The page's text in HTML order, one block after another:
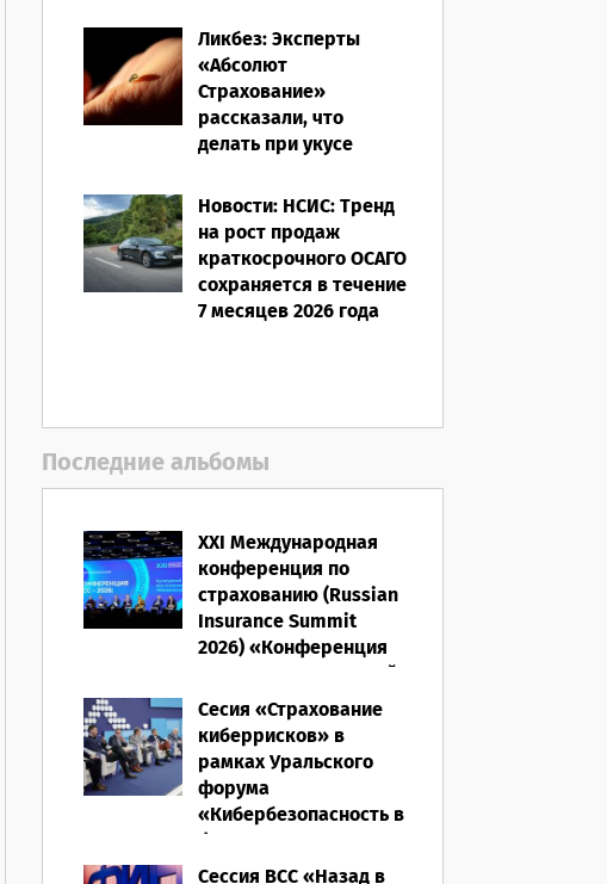
Ликбез: Эксперты
«Абсолют
Страхование»
рассказали, что
делать при укусе
путешествии
07.08.2026
Новости: НСИС: Тренд
на рост продаж
краткосрочного ОСАГО
сохраняется в течение
7 месяцев 2026 года
Последние альбомы
XXI Международная
конференция по
страхованию (Russian
Insurance Summit
2026) «Конференция
ВСС-2026: Культурный
код страхования/
Человеческий
фактор»
28.05.2026
Сесия «Страхование
киберрисков» в
рамках Уральского
форума
«Кибербезопасность в
финансах» 2026
16.03.2026
Сессия ВСС «Назад в